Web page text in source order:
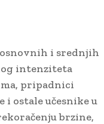
osnovnih i srednjih
intenziteta
pripadnici
i ostale učesnike u
brzine,